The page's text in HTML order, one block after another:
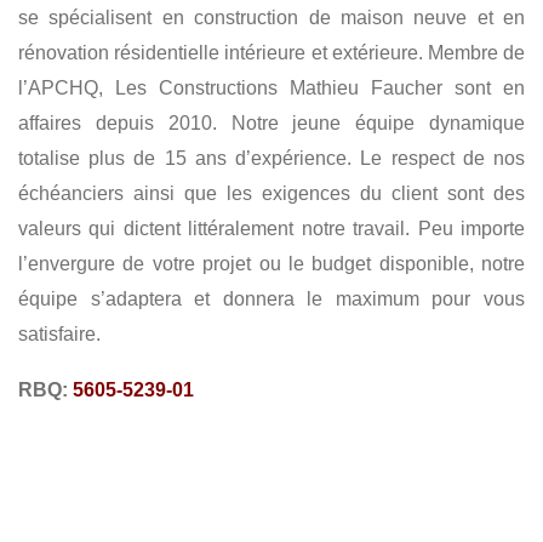
se spécialisent en construction de maison neuve et en
rénovation résidentielle intérieure et extérieure. Membre de
l’APCHQ, Les Constructions Mathieu Faucher sont en
affaires depuis 2010. Notre jeune équipe dynamique
totalise plus de 15 ans d’expérience. Le respect de nos
échéanciers ainsi que les exigences du client sont des
valeurs qui dictent littéralement notre travail. Peu importe
l’envergure de votre projet ou le budget disponible, notre
équipe s’adaptera et donnera le maximum pour vous
satisfaire.
RBQ: 5605-5239-01